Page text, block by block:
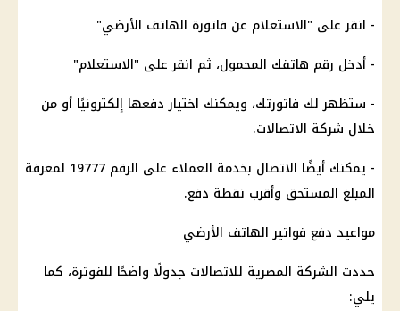
- انقر على "الاستعلام عن فاتورة الهاتف الأرضي"
- أدخل رقم هاتفك المحمول، ثم انقر على "الاستعلام"
- ستظهر لك فاتورتك، ويمكنك اختيار دفعها إلكترونيًا أو من
خلال شركة الاتصالات.
- يمكنك أيضًا الاتصال بخدمة العملاء على الرقم 19777 لمعرفة
المبلغ المستحق وأقرب نقطة دفع.
مواعيد دفع فواتير الهاتف الأرضي
حددت الشركة المصرية للاتصالات جدولًا واضحًا للفوترة، كما
يلي: